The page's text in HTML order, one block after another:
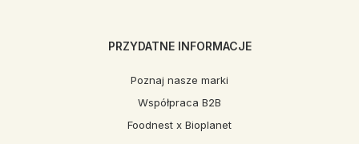
PRZYDATNE INFORMACJE
Poznaj nasze marki
Współpraca B2B
Foodnest x Bioplanet